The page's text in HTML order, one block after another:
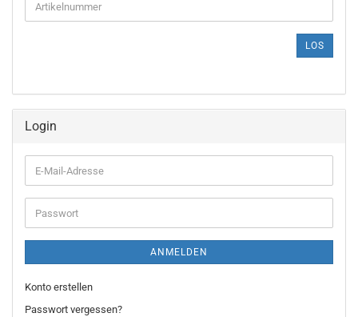
SIE
DIE
EIN.
LOS
Login
E-
Mail-
Adresse
Passwort
ANMELDEN
Konto erstellen
Passwort vergessen?